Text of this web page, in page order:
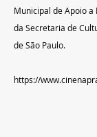
Municipal de Apoio
da Secretaria de
de São Paulo.
https://